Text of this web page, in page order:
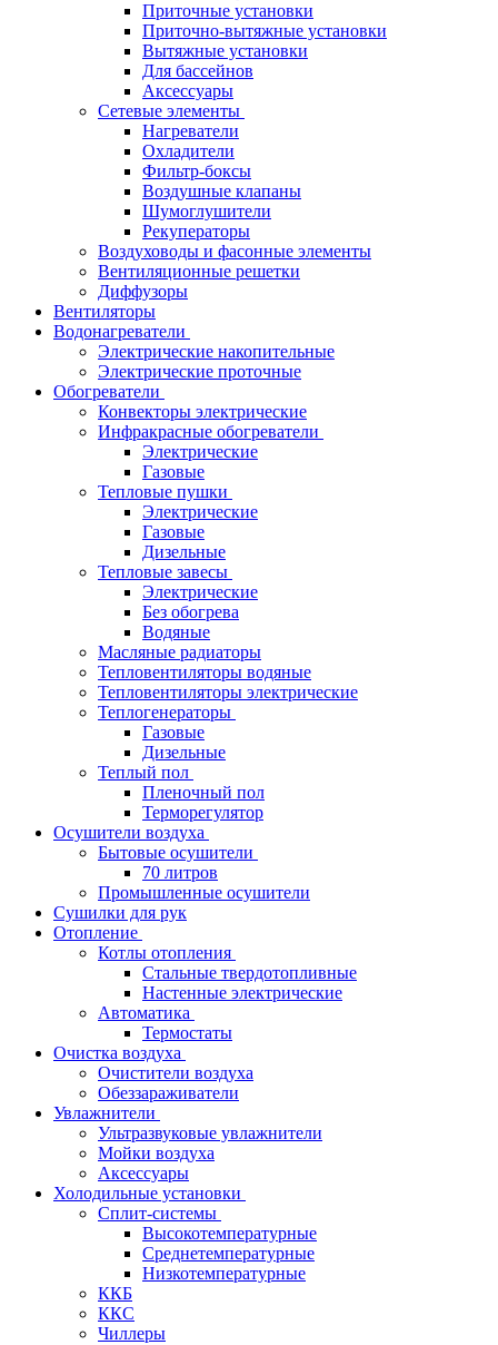
Приточные установки
Приточно-вытяжные установки
Вытяжные установки
Для бассейнов
Аксессуары
Сетевые элементы
Нагреватели
Охладители
Фильтр-боксы
Воздушные клапаны
Шумоглушители
Рекуператоры
Воздуховоды и фасонные элементы
Вентиляционные решетки
Диффузоры
Вентиляторы
Водонагреватели
Электрические накопительные
Электрические проточные
Обогреватели
Конвекторы электрические
Инфракрасные обогреватели
Электрические
Газовые
Тепловые пушки
Электрические
Газовые
Дизельные
Тепловые завесы
Электрические
Без обогрева
Водяные
Масляные радиаторы
Тепловентиляторы водяные
Тепловентиляторы электрические
Теплогенераторы
Газовые
Дизельные
Теплый пол
Пленочный пол
Терморегулятор
Осушители воздуха
Бытовые осушители
70 литров
Промышленные осушители
Сушилки для рук
Отопление
Котлы отопления
Стальные твердотопливные
Настенные электрические
Автоматика
Термостаты
Очистка воздуха
Очистители воздуха
Обеззараживатели
Увлажнители
Ультразвуковые увлажнители
Мойки воздуха
Аксессуары
Холодильные установки
Сплит-системы
Высокотемпературные
Среднетемпературные
Низкотемпературные
ККБ
ККС
Чиллеры